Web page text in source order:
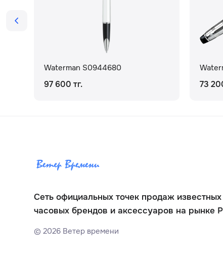
Waterman S0944680
97 600 тг. 73
Сеть официальных точек продаж известных
часовых брендов и аксессуаров на рынке
©2026 Ветер времени